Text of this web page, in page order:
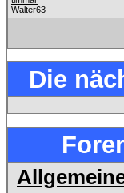
Walter63
Die